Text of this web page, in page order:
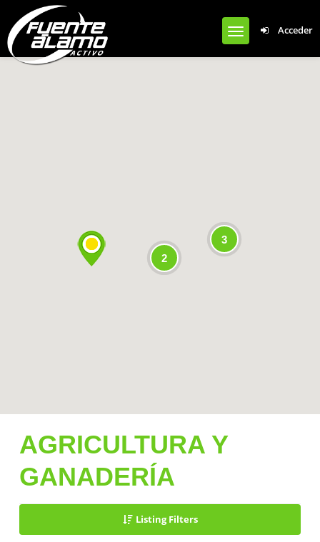
Acceder
2
3
AGRICULTURA Y
GANADERÍA
Listing Filters
Notice: Undefined offset: 0 in
/var/www/clients/client1/web50/web/wp-content/plugins/cardoza-
facebook-like-box/cardoza_facebook_like_box.php